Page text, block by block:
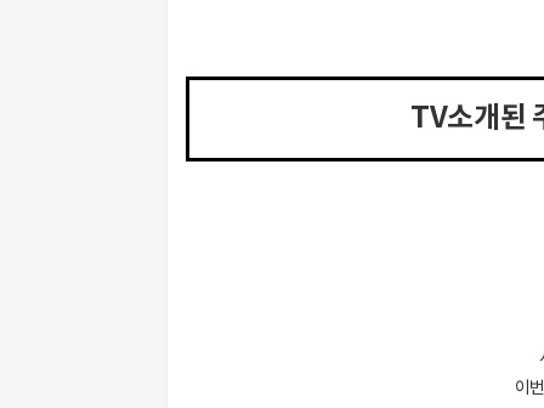
TV소개된
이